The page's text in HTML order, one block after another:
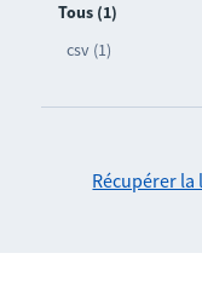
Tous (1)
csv (1)
Récupérer la